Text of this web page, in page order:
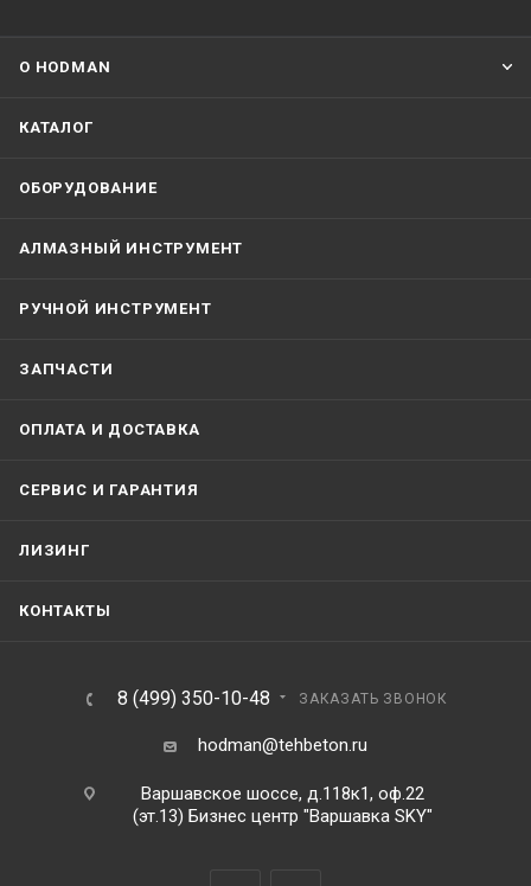
О HODMAN
КАТАЛОГ
ОБОРУДОВАНИЕ
АЛМАЗНЫЙ ИНСТРУМЕНТ
РУЧНОЙ ИНСТРУМЕНТ
ЗАПЧАСТИ
ОПЛАТА И ДОСТАВКА
СЕРВИС И ГАРАНТИЯ
ЛИЗИНГ
КОНТАКТЫ
8 (499) 350-10-48 ЗАКАЗАТЬ ЗВОНОК
hodman@tehbeton.ru
Варшавское шоссе, д.118к1, оф.22
(эт.13) Бизнес центр "Варшавка SKY"